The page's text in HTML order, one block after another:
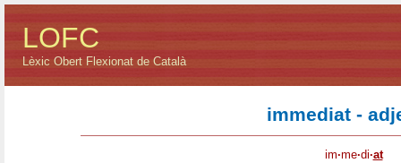
LOFC
Lèxic Obert Flexionat de Català
immediat -
im·me·di·at